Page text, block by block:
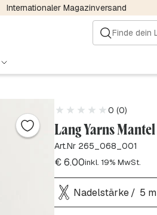
Internationaler Magazinversand
0 (0)
Lang Yarns
Art.Nr 265_068_001
€6.00inkl. 19% MwSt.
Nadelstärke 5